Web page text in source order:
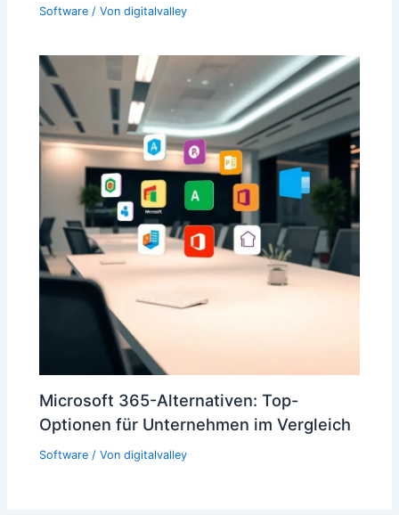
Software / Vondigitalvalley
Microsoft 365-Alternativen: Top-
Optionen für Unternehmen im Vergleich
Software / Vondigitalvalley